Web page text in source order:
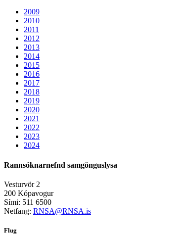
2009
2010
2011
2012
2013
2014
2015
2016
2017
2018
2019
2020
2021
2022
2023
2024
Rannsóknarnefnd samgönguslysa
Vesturvör 2
200 Kópavogur
Sími: 511 6500
Netfang: RNSA@RNSA.is
Flug